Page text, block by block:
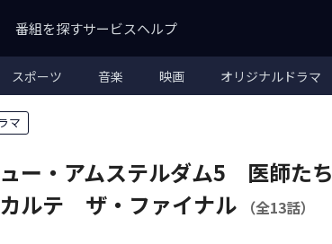
番組を探すサービスヘルプ
スポーツ 音楽 映画 オリジナルドラマ
マ
ー・アムステルダム5 医師たち
ルテ ザ・ファイナル
（全13話）